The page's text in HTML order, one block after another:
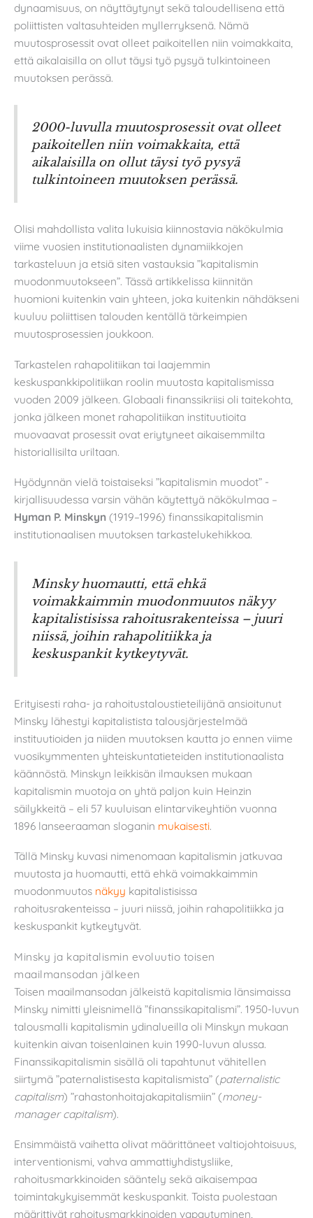
dynaamisuus, on näyttäytynyt sekä taloudellisena että
poliittisten valtasuhteiden myllerryksenä. Nämä
muutosprosessit ovat olleet paikoitellen niin voimakkaita,
että aikalaisilla on ollut täysi työ pysyä tulkintoineen
muutoksen perässä.
2000-luvulla muutosprosessit ovat olleet
paikoitellen niin voimakkaita, että
aikalaisilla on ollut täysi työ pysyä
tulkintoineen muutoksen perässä.
Olisi mahdollista valita lukuisia kiinnostavia näkökulmia
viime vuosien institutionaalisten dynamiikkojen
tarkasteluun ja etsiä siten vastauksia ”kapitalismin
muodonmuutokseen”. Tässä artikkelissa kiinnitän
huomioni kuitenkin vain yhteen, joka kuitenkin nähdäkseni
kuuluu poliittisen talouden kentällä tärkeimpien
muutosprosessien joukkoon.
Tarkastelen rahapolitiikan tai laajemmin
keskuspankkipolitiikan roolin muutosta kapitalismissa
vuoden 2009 jälkeen. Globaali finanssikriisi oli taitekohta,
jonka jälkeen monet rahapolitiikan instituutioita
muovaavat prosessit ovat eriytyneet aikaisemmilta
historiallisilta uriltaan.
Hyödynnän vielä toistaiseksi ”kapitalismin muodot” -
kirjallisuudessa varsin vähän käytettyä näkökulmaa –
Hyman P. Minskyn (1919–1996) finanssikapitalismin
institutionaalisen muutoksen tarkastelukehikkoa.
Minsky huomautti, että ehkä
voimakkaimmin muodonmuutos näkyy
kapitalistisissa rahoitusrakenteissa – juuri
niissä, joihin rahapolitiikka ja
keskuspankit kytkeytyvät.
Erityisesti raha- ja rahoitustaloustieteilijänä ansioitunut
Minsky lähestyi kapitalistista talousjärjestelmää
instituutioiden ja niiden muutoksen kautta jo ennen viime
vuosikymmenten yhteiskuntatieteiden institutionaalista
käännöstä. Minskyn leikkisän ilmauksen mukaan
kapitalismin muotoja on yhtä paljon kuin Heinzin
säilykkeitä – eli 57 kuuluisan elintarvikeyhtiön vuonna
1896 lanseeraaman sloganin mukaisesti.
Tällä Minsky kuvasi nimenomaan kapitalismin jatkuvaa
muutosta ja huomautti, että ehkä voimakkaimmin
muodonmuutos näkyy kapitalistisissa
rahoitusrakenteissa – juuri niissä, joihin rahapolitiikka ja
keskuspankit kytkeytyvät.
Minsky ja kapitalismin evoluutio toisen
maailmansodan jälkeen
Toisen maailmansodan jälkeistä kapitalismia länsimaissa
Minsky nimitti yleisnimellä ”finanssikapitalismi”. 1950-luvun
talousmalli kapitalismin ydinalueilla oli Minskyn mukaan
kuitenkin aivan toisenlainen kuin 1990-luvun alussa.
Finanssikapitalismin sisällä oli tapahtunut vähitellen
siirtymä ”paternalistisesta kapitalismista” (paternalistic
capitalism) ”rahastonhoitajakapitalismiin” (money-
manager capitalism).
Ensimmäistä vaihetta olivat määrittäneet valtiojohtoisuus,
interventionismi, vahva ammattiyhdistysliike,
rahoitusmarkkinoiden sääntely sekä aikaisempaa
toimintakykyisemmät keskuspankit. Toista puolestaan
määrittivät rahoitusmarkkinoiden vapautuminen,